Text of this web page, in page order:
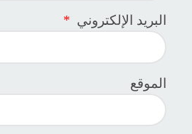
* البريد الإلكتروني
الموقع